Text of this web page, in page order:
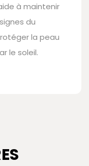
à maintenir
du
la peau
le soleil.